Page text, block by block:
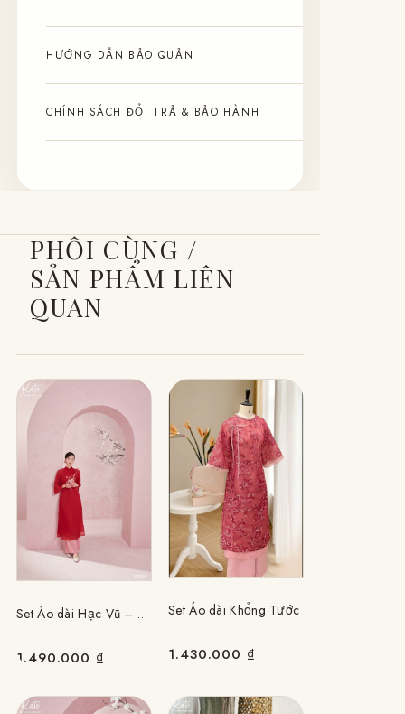
HƯỚNG DẪN BẢO QUẢN
CHÍNH SÁCH ĐỔI TRẢ & BẢO HÀNH
PHỐI CÙNG /
SẢN PHẨM LIÊN
QUAN
Set Áo dài Hạc Vũ – Đỏ
1.490.000 ₫
Set Áo dài Khổng Tước
1.430.000 ₫